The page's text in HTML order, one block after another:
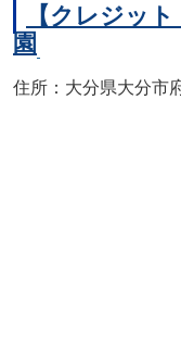
【クレジッ
園
住所：大分県大分市